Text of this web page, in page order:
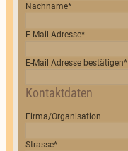
Nachname*
E-Mail Adresse*
E-Mail Adresse bestätigen*
Kontaktdaten
Firma/Organisation
Strasse*